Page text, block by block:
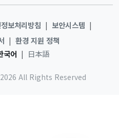
보처리방침 | 보안시스템 |
| 환경 지원 정책
국어 | 日本語
All Rights Reserved